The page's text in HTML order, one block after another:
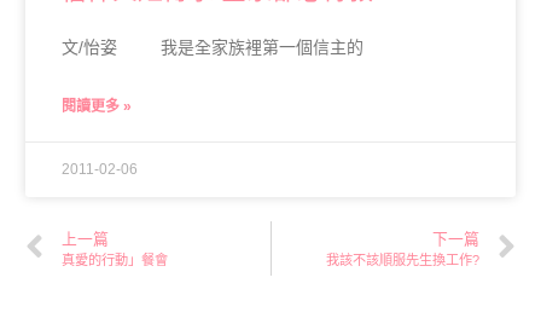
文/怡姿 我是全家族裡第一個信主的
閱讀更多 »
2011-02-06
上一篇
真愛的行動」餐會
下一篇
我該不該順服先生換工作?